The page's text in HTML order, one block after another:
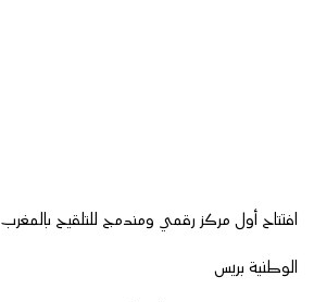
افتتاح أول مركز رقمي ومندمج للتلقيح بالمغرب
الوطنية بريس